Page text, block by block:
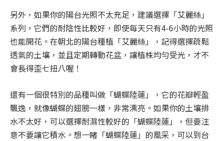
另外，如果你的陽台光照不太充足，建議選擇「艾麗絲」
系列，它們的耐陰性比較好，即使每天只有4-6小時的光照
也能開花。在朝北的陽台種植「艾麗絲」，記得選擇疏鬆
透氣的土壤，並且定期轉動花盆，讓植株均勻受光，才不
會長得歪七扭八喔！
還有一個很特別的品種叫做「蝴蝶陸蓮」，它的花瓣輕盈
飄逸，就像蝴蝶的翅膀一樣，非常漂亮。如果你的土壤排
水不太好，可以選擇耐濕性較好的「蝴蝶陸蓮」，但要注
意不要讓它積水。想一睹「蝴蝶陸蓮」的風采，可以到台